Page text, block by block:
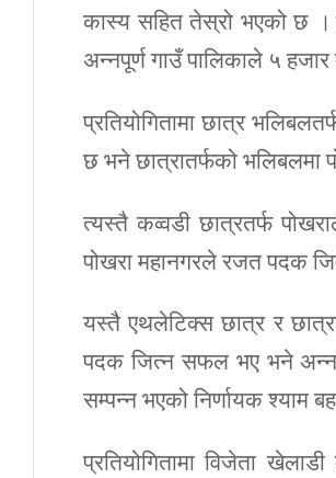
कास्य सहित तेस्रो भएको छ ।
अन्नपूर्ण गाउँ पालिकाले ५
प्रतियोगितामा छात्र
छ भने छात्रातर्फको भलिबलमा
त्यस्तै कव्वडी छात्रतर्फ
पोखरा महानगरले रजत पदक
यस्तै एथलेटिक्स छात्र र
पदक जित्न सफल भए भने
सम्पन्न भएको निर्णायक श्याम
प्रतियोगितामा विजेता